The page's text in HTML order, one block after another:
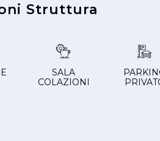
Struttura
SALA
COLAZIONI